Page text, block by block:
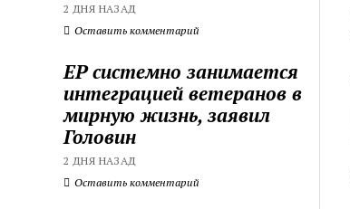
2 ДНЯ НАЗАД
Оставить комментарий
ЕР системно занимается
интеграцией ветеранов в
мирную жизнь, заявил
Головин
2 ДНЯ НАЗАД
Оставить комментарий